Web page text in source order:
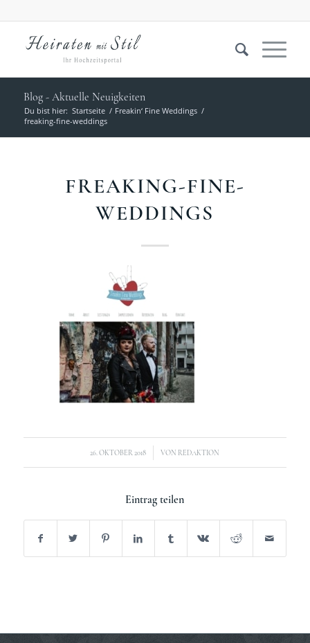
Blog - Aktuelle Neuigkeiten
Du bist hier: Startseite / Freakin‘ Fine Weddings /
freaking-fine-weddings
FREAKING-FINE-
WEDDINGS
26. OKTOBER 2018
/ VON REDAKTION
Eintrag teilen